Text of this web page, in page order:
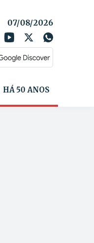
07/08/2026
HÁ 50 ANOS